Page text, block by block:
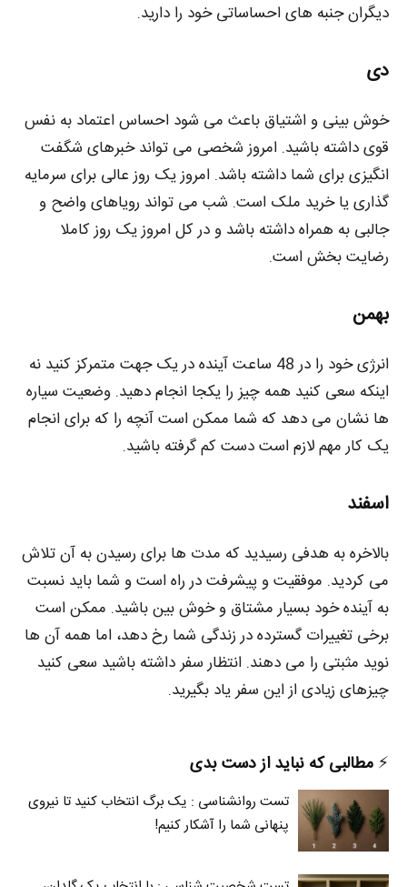
دیگران جنبه های احساساتی خود را دارید.
دی
خوش بینی و اشتیاق باعث می شود احساس اعتماد به نفس
قوی داشته باشید. امروز شخصی می تواند خبرهای شگفت
انگیزی برای شما داشته باشد. امروز یک روز عالی برای سرمایه
گذاری یا خرید ملک است. شب می تواند رویاهای واضح و
جالبی به همراه داشته باشد و در کل امروز یک روز کاملا
رضایت بخش است.
بهمن
انرژی خود را در 48 ساعت آینده در یک جهت متمرکز کنید نه
اینکه سعی کنید همه چیز را یکجا انجام دهید. وضعیت سیاره
ها نشان می دهد که شما ممکن است آنچه را که برای انجام
یک کار مهم لازم است دست کم گرفته باشید.
اسفند
بالاخره به هدفی رسیدید که مدت ها برای رسیدن به آن تلاش
می کردید. موفقیت و پیشرفت در راه است و شما باید نسبت
به آینده خود بسیار مشتاق و خوش بین باشید. ممکن است
برخی تغییرات گسترده در زندگی شما رخ دهد، اما همه آن ها
نوید مثبتی را می دهند. انتظار سفر داشته باشید سعی کنید
چیزهای زیادی از این سفر یاد بگیرید.
⚡️ مطالبی که نباید از دست بدی
تست روانشناسی : یک برگ انتخاب کنید تا نیروی
پنهانی شما را آشکار کنیم!